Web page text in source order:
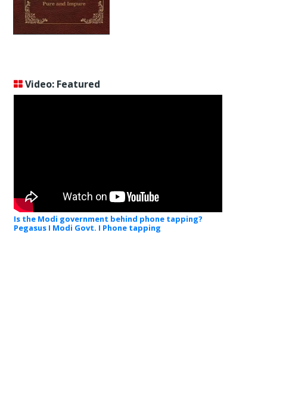
Video: Featured
Is the Modi government behind phone tapping?
Pegasus I Modi Govt. I Phone tapping